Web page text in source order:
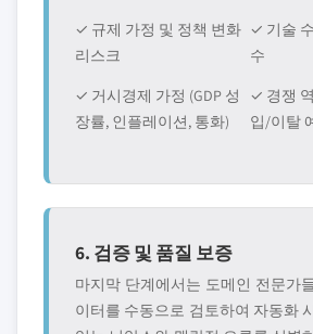
✓ 규제 가정 및 정책 변화
리스크
✓ 기술
수
✓ 거시경제 가정 (GDP 성
장률, 인플레이션, 통화)
✓ 경쟁
입/이탈
6. 검증 및 품질 보증
마지막 단계에서는 도메인 전문가
이터를 수동으로 검토하여 자동화